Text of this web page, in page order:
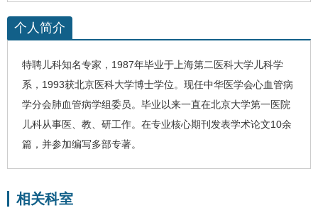
个人简介
特聘儿科知名专家 ， 1987年毕业于上海第二医科大学儿科学
系， 1993获北京医科大学博士学位。现任中华医学会心血管病
学分会肺血管病学组委员。毕业以来一直在北京大学第一医院
儿科从事医、教、研工作。 在专业核心期刊发表学术论文10余
篇，并参加编写多部专著。
相关科室